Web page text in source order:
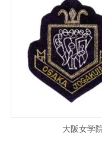
大阪女学